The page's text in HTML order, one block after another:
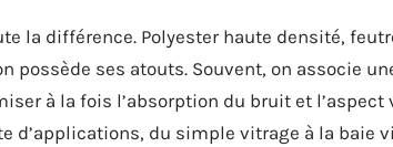
la différence. Polyester haute densité,
possède ses atouts. Souvent, on associe
à la fois l’absorption du bruit et l’aspect
d’applications, du simple vitrage à la baie